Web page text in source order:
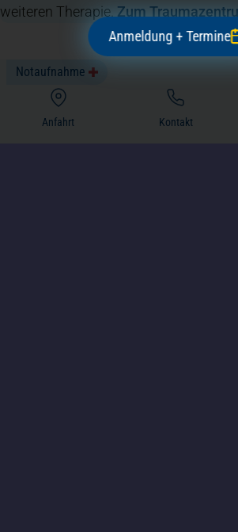
Notaufnahme
Anfahrt
(öffnet in einem neuen Tab)
Kontakt
weiteren Therapie. Zum
Anmeldung + Termine